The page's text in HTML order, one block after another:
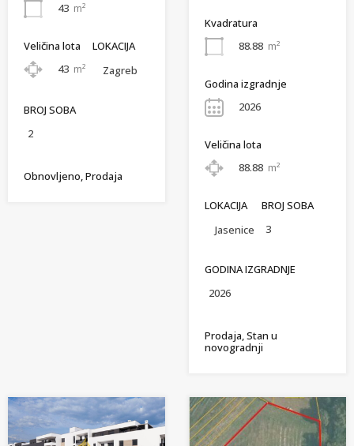
43 m²
Veličina lota
43 m²
LOKACIJA
Zagreb
BROJ SOBA
2
Obnovljeno, Prodaja
Kvadratura
88.88 m²
Godina izgradnje
2026
Veličina lota
88.88 m²
LOKACIJA
Jasenice
BROJ SOBA
3
GODINA IZGRADNJE
2026
Prodaja, Stan u
novogradnji